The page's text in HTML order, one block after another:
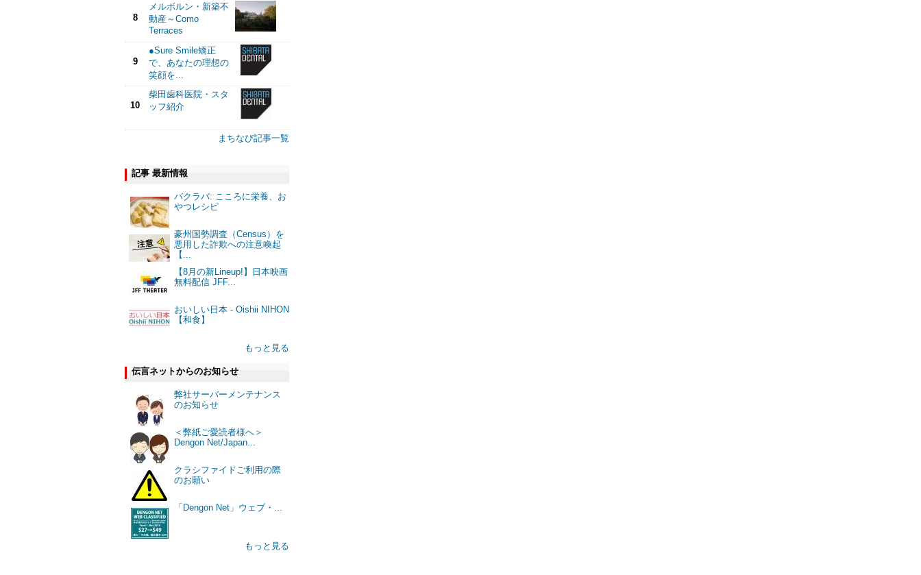
8
メルボルン・新築不
動産～Como
Terraces
9
●Sure Smile矯正
で、あなたの理想の
笑顔を...
10
柴田歯科医院・スタ
ッフ紹介
まちなび記事一覧
記事 最新情報
バクラバ: こころに栄養、お
やつレシピ
豪州国勢調査（Census）を
悪用した詐欺への注意喚起
【...
【8月の新Lineup!】日本映画
無料配信 JFF...
おいしい日本 - Oishii NIHON
【和食】
もっと見る
伝言ネットからのお知らせ
弊社サーバーメンテナンス
のお知らせ
＜弊紙ご愛読者様へ＞
Dengon Net/Japan...
クラシファイドご利用の際
のお願い
「Dengon Net」ウェブ・...
もっと見る